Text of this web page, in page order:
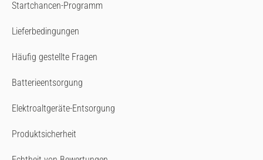
Startchancen-Programm
Lieferbedingungen
Häufig gestellte Fragen
Batterieentsorgung
Elektroaltgeräte-Entsorgung
Produktsicherheit